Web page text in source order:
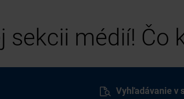
sekcii médií! Čo
Vyhľadávanie v